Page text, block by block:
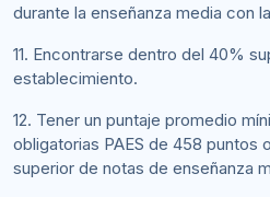
durante la enseñanza media con
11. Encontrarse dentro del 40%
establecimiento.
12. Tener un puntaje promedio
obligatorias PAES de 458 puntos
superior de notas de enseñanza